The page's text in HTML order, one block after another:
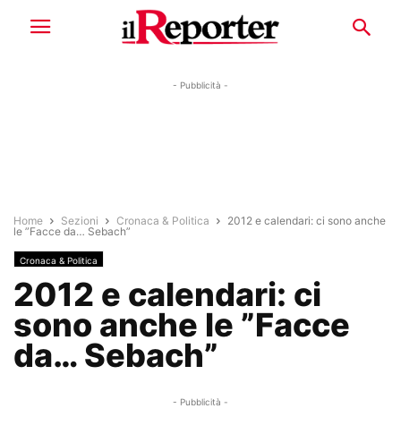
- Pubblicità -
Home Sezioni Cronaca & Politica
2012 e calendari: ci sono anche
le ”Facce da… Sebach”
Cronaca & Politica
2012 e calendari: ci
sono anche le ”Facce
da… Sebach”
- Pubblicità -